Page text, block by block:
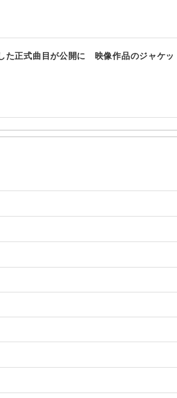
た正式曲目が公開に 映像作品のジャケ